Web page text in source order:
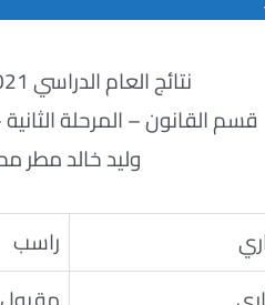
نتائج العام الدراسي 2021 – 2022
قسم القانون – المرحلة
وليد خالد مطر
راسب